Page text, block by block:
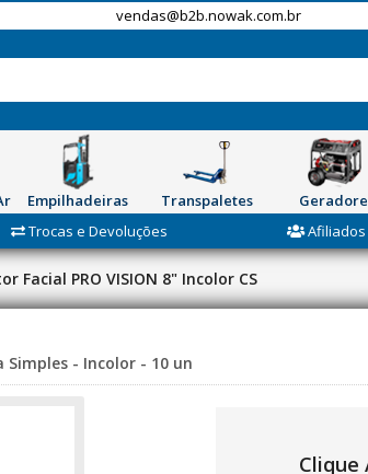
vendas@b2b.nowak.com.br
Empilhadeiras Transpaletes
Trocas e Devoluções Afiliados
Facial PRO VISION 8" Incolor CS
Simples - Incolor - 10 un
Clique